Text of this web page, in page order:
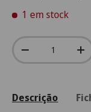
1 em stock
Qtd.
-
+
Descrição